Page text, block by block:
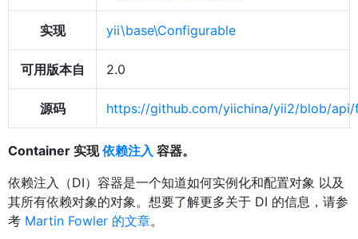
实现 yii\base\Configurable
可用版本自 2.0
源码 https://github.com/yiichina/yii2/blob/
Container 实现依赖注入 容器。
依赖注入（DI）容器是一个知道如何实例化和配置对象 以及
其所有依赖对象的对象。想要了解更多关于 DI 的信息，请参
考 Martin Fowler 的文章。